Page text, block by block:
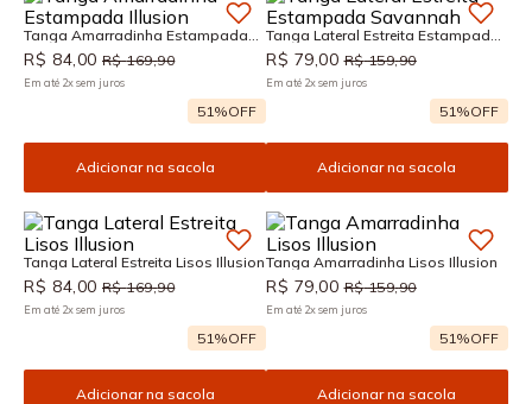
Tanga Amarradinha Estampada
Illusion
R$ 84,00 R$ 169,90
Em até 2xsem juros
51%OFF
Adicionar na sacola
Tanga Lateral Estreita Estampada
Savannah
R$ 79,00 R$ 159,90
Em até 2xsem juros
51%OFF
Adicionar na sacola
Tanga Lateral Estreita Lisos Illusion
R$ 84,00 R$ 169,90
Em até 2xsem juros
51%OFF
Adicionar na sacola
Tanga Amarradinha Lisos Illusion
R$ 79,00 R$ 159,90
Em até 2xsem juros
51%OFF
Adicionar na sacola